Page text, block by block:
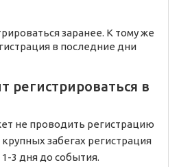
заранее. К тому же
в последние дни
регистрироваться в
не проводить регистрацию
забегах регистрация
1-3 дня до события.